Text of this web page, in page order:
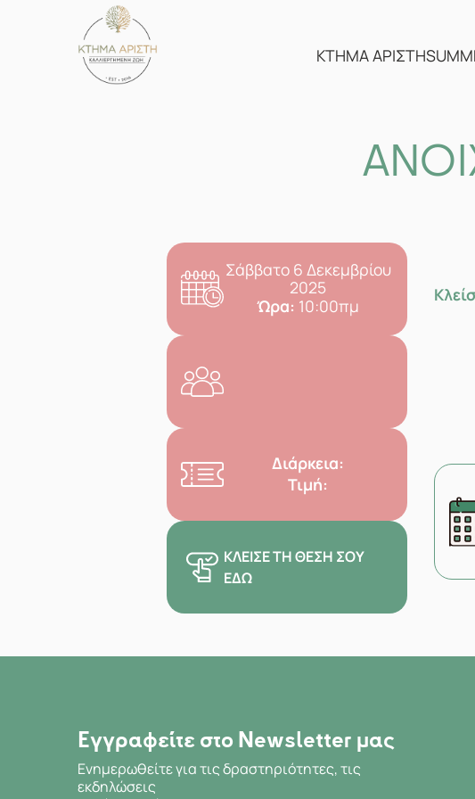
ΚΤΗΜΑ ΑΡΙΣΤΗ
Σάββατο 6 Δεκεμβρίου
2025
Ώρα: 10:00πμ
Διάρκεια:
Τιμή:
ΚΛΕΊΣΕ ΤΗ ΘΈΣΗ ΣΟΥ
ΕΔΏ
Εγγραφείτε στο Newsletter μας
Ενημερωθείτε για τις δραστηριότητες, τις
εκδηλώσεις